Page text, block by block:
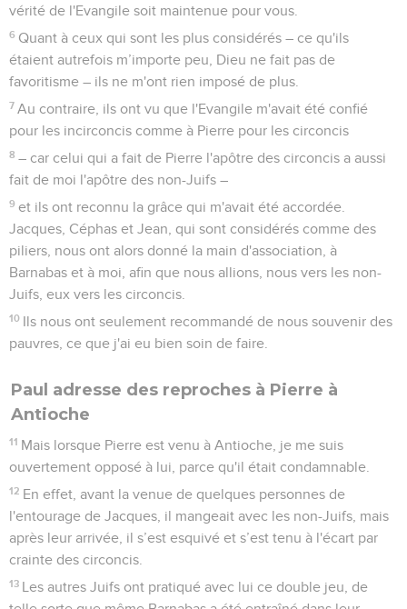
vérité de l'Evangile soit maintenue pour vous.
6 Quant à ceux qui sont les plus considérés – ce qu'ils
étaient autrefois m’importe peu, Dieu ne fait pas de
favoritisme – ils ne m'ont rien imposé de plus.
7 Au contraire, ils ont vu que l'Evangile m'avait été confié
pour les incirconcis comme à Pierre pour les circoncis
8 – car celui qui a fait de Pierre l'apôtre des circoncis a aussi
fait de moi l'apôtre des non-Juifs –
9 et ils ont reconnu la grâce qui m'avait été accordée.
Jacques, Céphas et Jean, qui sont considérés comme des
piliers, nous ont alors donné la main d'association, à
Barnabas et à moi, afin que nous allions, nous vers les non-
Juifs, eux vers les circoncis.
10 Ils nous ont seulement recommandé de nous souvenir des
pauvres, ce que j'ai eu bien soin de faire.
Paul adresse des reproches à Pierre à
Antioche
11 Mais lorsque Pierre est venu à Antioche, je me suis
ouvertement opposé à lui, parce qu'il était condamnable.
12 En effet, avant la venue de quelques personnes de
l'entourage de Jacques, il mangeait avec les non-Juifs, mais
après leur arrivée, il s’est esquivé et s’est tenu à l'écart par
crainte des circoncis.
13 Les autres Juifs ont pratiqué avec lui ce double jeu, de